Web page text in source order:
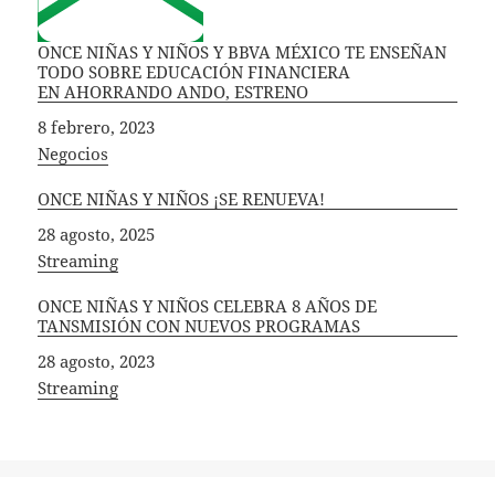
ONCE NIÑAS Y NIÑOS Y BBVA MÉXICO TE ENSEÑAN
TODO SOBRE EDUCACIÓN FINANCIERA
EN AHORRANDO ANDO, ESTRENO
Fecha
8 febrero, 2023
In relation to
Negocios
ONCE NIÑAS Y NIÑOS ¡SE RENUEVA!
Fecha
28 agosto, 2025
In relation to
Streaming
ONCE NIÑAS Y NIÑOS CELEBRA 8 AÑOS DE
TANSMISIÓN CON NUEVOS PROGRAMAS
Fecha
28 agosto, 2023
In relation to
Streaming